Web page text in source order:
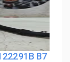
B7